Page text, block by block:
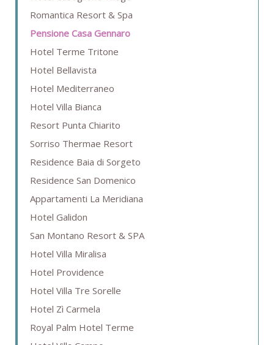
Romantica Resort & Spa
Pensione Casa Gennaro
Hotel Terme Tritone
Hotel Bellavista
Hotel Mediterraneo
Hotel Villa Bianca
Resort Punta Chiarito
Sorriso Thermae Resort
Residence Baia di Sorgeto
Residence San Domenico
Appartamenti La Meridiana
Hotel Galidon
San Montano Resort & SPA
Hotel Villa Miralisa
Hotel Providence
Hotel Villa Tre Sorelle
Hotel Zì Carmela
Royal Palm Hotel Terme